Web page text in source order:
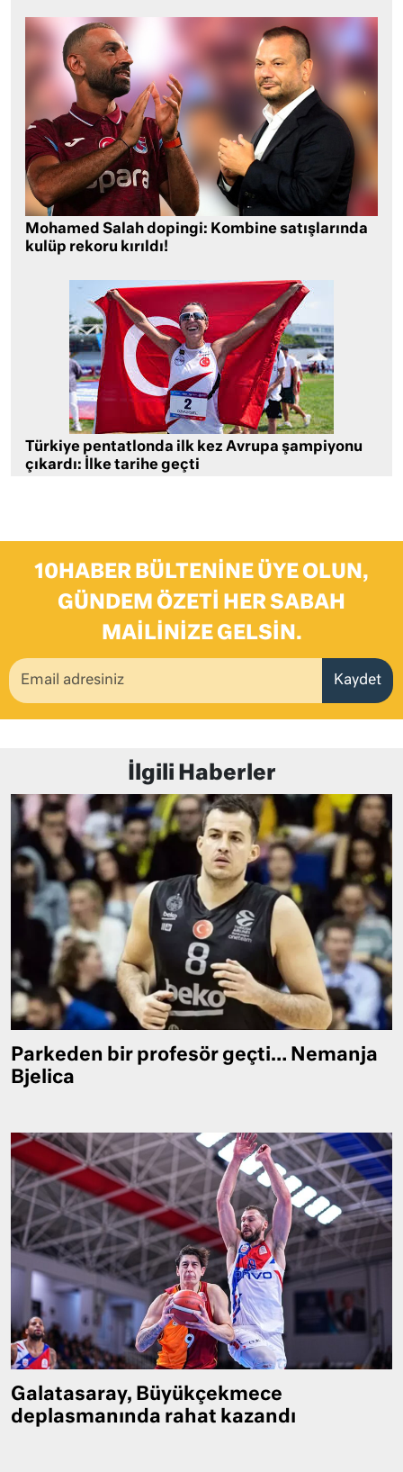
Mohamed Salah dopingi: Kombine satışlarında
kulüp rekoru kırıldı!
Türkiye pentatlonda ilk kez Avrupa şampiyonu
çıkardı: İlke tarihe geçti
10HABER BÜLTENINE ÜYE OLUN,
GÜNDEM ÖZETI HER SABAH
MAILINIZE GELSIN.
Kaydet
İlgili Haberler
Parkeden bir profesör geçti… Nemanja
Bjelica
Galatasaray, Büyükçekmece
deplasmanında rahat kazandı